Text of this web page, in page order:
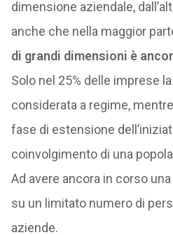
dimensione aziendale,
anche che nella maggior
di grandi dimensioni è
Solo nel 25% delle imprese
considerata a regime,
fase di estensione
coinvolgimento di una
Ad avere ancora in corso
su un limitato numero di
aziende.